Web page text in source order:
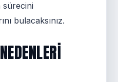
sürecini
bulacaksınız.